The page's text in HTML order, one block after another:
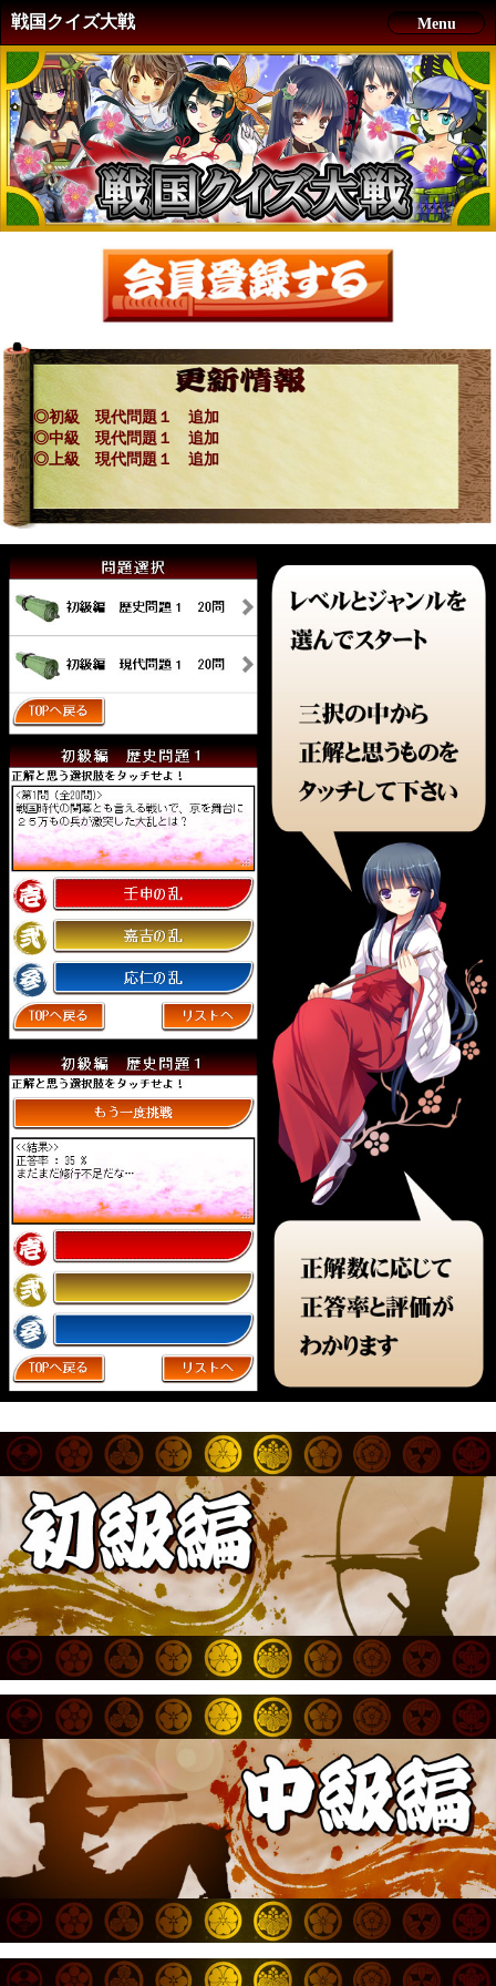
戦国クイズ大戦 Menu
◎初級 現代問題１ 追加
◎中級 現代問題１ 追加
◎上級 現代問題１ 追加